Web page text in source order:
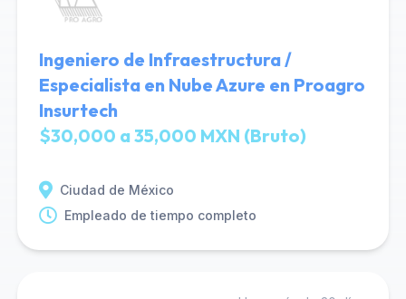
Ingeniero de Infraestructura /
Especialista en Nube Azure en Proagro
Insurtech
$30,000 a 35,000 MXN (Bruto)
Ciudad de México
Empleado de tiempo completo